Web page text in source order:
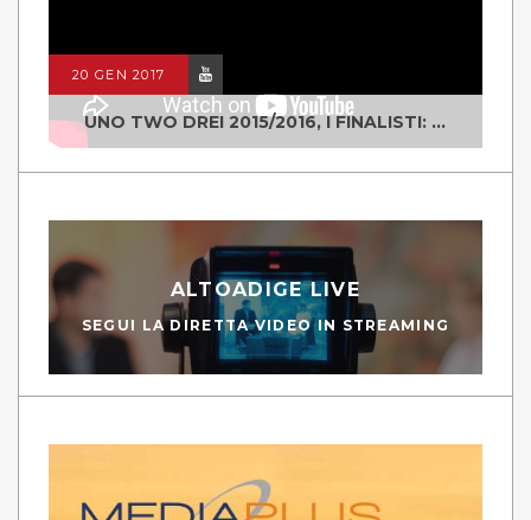
20 GEN 2017
UNO TWO DREI 2015/2016, I FINALISTI: CLASSE IV ALS ISTITUTO "DEGASPERI" BORGO VALSUGANA
ALTOADIGE LIVE
SEGUI LA DIRETTA VIDEO IN STREAMING